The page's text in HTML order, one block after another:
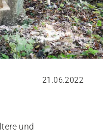
21.06.2022
und